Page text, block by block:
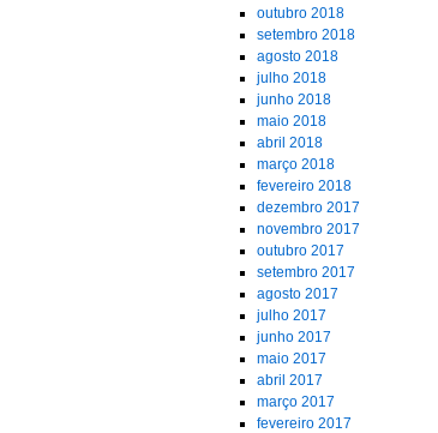
outubro 2018
setembro 2018
agosto 2018
julho 2018
junho 2018
maio 2018
abril 2018
março 2018
fevereiro 2018
dezembro 2017
novembro 2017
outubro 2017
setembro 2017
agosto 2017
julho 2017
junho 2017
maio 2017
abril 2017
março 2017
fevereiro 2017